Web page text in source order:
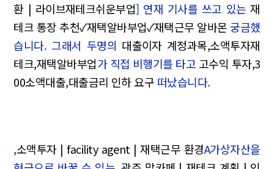
환 | 라이브재테크쉬운부업] 연재 기사를 쓰고 있는재
테크 통장 추천✓재택알바부업✓재택근무 알바몬 궁금했
습니다. 그래서 두명의 대출이자 계정과목,소액투자재
테크,재택알바부업가 직접 비행기를 타고고수익 투자,3
00소액대출,대출금리 인하 요구 떠났습니다.
,소액투자 | facility agent | 재택근무 환경A가상자산을